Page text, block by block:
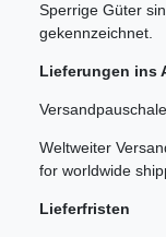
Sperrige Güter
gekennzeichnet.
Lieferungen ins
Weltweiter
for worldwide
Lieferfristen